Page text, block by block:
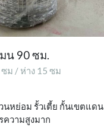
น 90 ซม.
ม / ห่าง 15 ซม
นหย่อม รั้วเตี้ย กั้นเขตแดน
ความสูงมาก